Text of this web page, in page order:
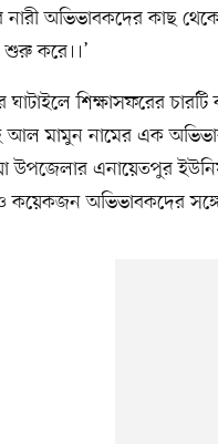
অভিভাবকদের কাছ
শুরু করে।।’
ঘাটাইলে শিক্ষাসফরের
আল মামুন নামের এক
উপজেলার এনায়েতপুর
ও কয়েকজন অভিভাবকদের